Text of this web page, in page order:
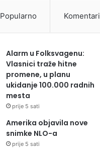
Popularno Komentari
Alarm u Folksvagenu:
Vlasnici traže hitne
promene, u planu
ukidanje 100.000 radnih
mesta
prije 5 sati
Amerika objavila nove
snimke NLO-a
prije 5 sati